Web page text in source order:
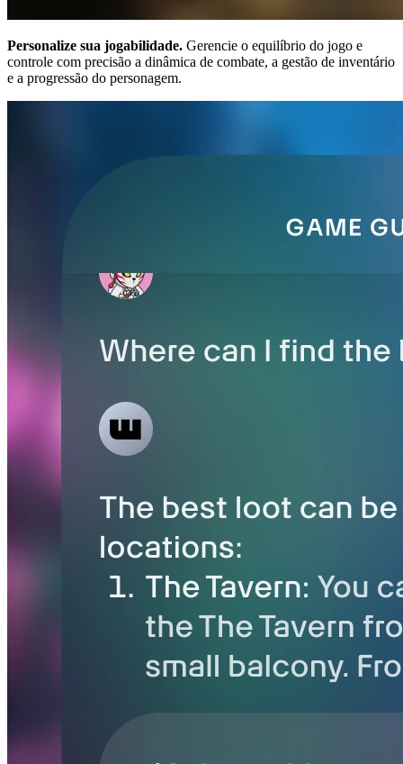
Personalize sua jogabilidade. Gerencie o equilíbrio do jogo e
controle com precisão a dinâmica de combate, a gestão de inventário
e a progressão do personagem.